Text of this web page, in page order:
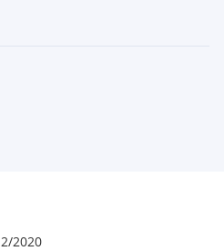
2/2020